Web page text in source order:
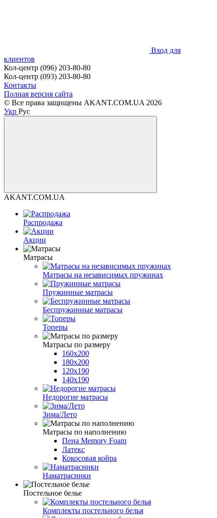
Вход для
клиентов
Кол-центр (096) 203-80-80
Кол-центр (093) 203-80-80
Контакты
Полная версия сайта
© Все права защищены AKANT.COM.UA 2026
Укр Рус
AKANT.COM.UA
Распродажа
Акции
Матрасы
Матрасы на независимых пружинах
Пружинные матрасы
Беспружинные матрасы
Топеры
Матрасы по размеру
160х200
180х200
120х190
140х190
Недорогие матрасы
Зима/Лето
Матрасы по наполнению
Пена Memory Foam
Латекс
Кокосовая койра
Наматрасники
Постельное белье
Комплекты постельного белья